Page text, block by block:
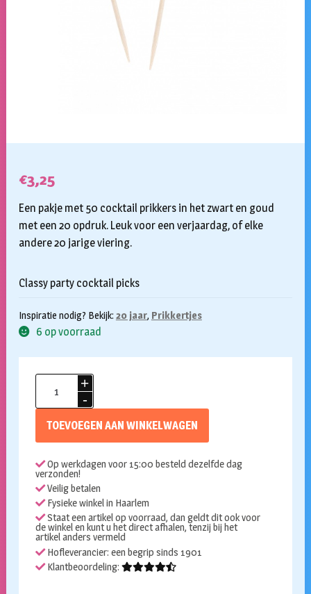
€3,25
Een pakje met 50 cocktail prikkers in het zwart en goud
met een 20 opdruk. Leuk voor een verjaardag, of elke
andere 20 jarige viering.
Classy party cocktail picks
Inspiratie nodig? Bekijk: 20 jaar, Prikkertjes
6 op voorraad
Cocktailprikkers
50st
aantal
TOEVOEGEN AAN WINKELWAGEN
Op werkdagen voor 15:00 besteld dezelfde dag
verzonden!
Veilig betalen
Fysieke winkel in Haarlem
Staat een artikel op voorraad, dan geldt dit ook voor
de winkel en kunt u het direct afhalen, tenzij bij het
artikel anders vermeld
Hofleverancier: een begrip sinds 1901
Klantbeoordeling: